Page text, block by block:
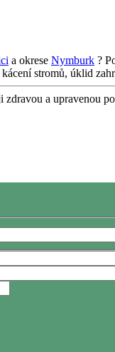
a okrese Nymburk ?
stromů, úklid
a upravenou